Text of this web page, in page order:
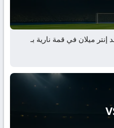
ميلان في قمة نارية بـ